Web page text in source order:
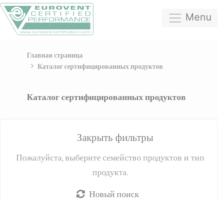
Menu
Главная страница
Каталог сертифицированных продуктов
Каталог сертифицированных продуктов
Закрыть фильтры
Пожалуйста, выберите семейство продуктов и тип
продукта.
Новый поиск